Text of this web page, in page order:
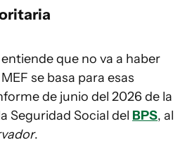
que no va a haber
se basa para esas
de junio del 2026 de la
Seguridad Social del BPS, al
.